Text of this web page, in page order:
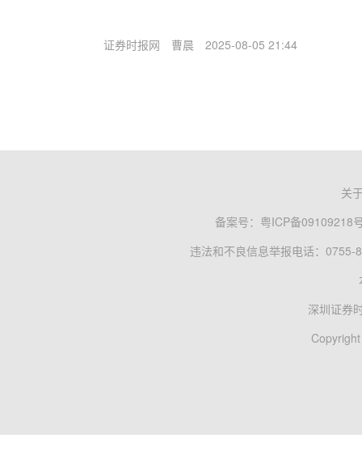
证券时报网 曹晨 2025-08-05 21:44
关
备案号： 粤ICP备09109218
违法和不良信息举报电话：0755-
深圳证券